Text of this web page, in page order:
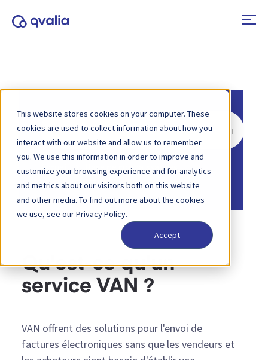
This website stores cookies on your computer. These
cookies are used to collect information about how you
interact with our website and allow us to remember
you. We use this information in order to improve and
customize your browsing experience and for analytics
and metrics about our visitors both on this website
and other media. To find out more about the cookies
we use, see our Privacy Policy.
Accept
Rechercher
Accueil
Base de connaissances
e-facturation
Qu'est-ce qu'un
service VAN ?
VAN offrent des solutions pour l'envoi de
factures électroniques sans que les vendeurs et